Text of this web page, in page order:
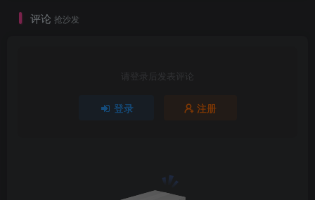
评论 抢沙发
请登录后发表评论
登录 注册